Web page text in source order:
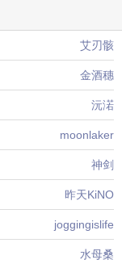
艾刃骸
金酒穗
沅渃
moonlaker
神剑
昨天KiNO
joggingislife
水母桑